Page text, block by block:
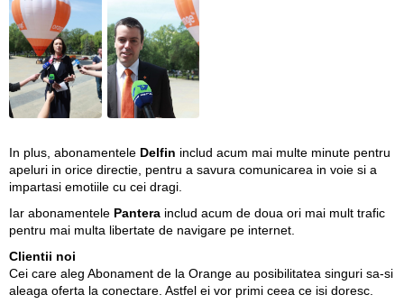
In plus, abonamentele Delfin includ acum mai multe minute pentru
apeluri in orice directie, pentru a savura comunicarea in voie si a
impartasi emotiile cu cei dragi.
Iar abonamentele Pantera includ acum de doua ori mai mult trafic
pentru mai multa libertate de navigare pe internet.
Clientii noi
Cei care aleg Abonament de la Orange au posibilitatea singuri sa-si
aleaga oferta la conectare. Astfel ei vor primi ceea ce isi doresc.